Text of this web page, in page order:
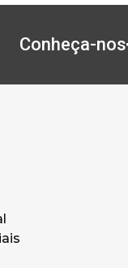
Conheça-nos